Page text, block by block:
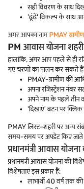
सही विवरण के साथ
'ढूंढें' विकल्प के साथ
अगर आपका नाम PMAY
PM आवास योजना
हालांकि, अगर आप पहले से ही
गए चरणों का पालन कर सकते
PMAY-ग्रामीण की
अपना रजिस्ट्रेशन
अपने नाम के पहले तीन
'दिखाएं' बटन पर
PMAY लिस्ट-शहरी पर अन्य
समय-समय पर अपडेट किए
प्रधानमंत्री आवास
प्रधानमंत्री आवास योजना की
विशेषताएं इस प्रकार हैं:
लाभार्थी 40 वर्ष तक